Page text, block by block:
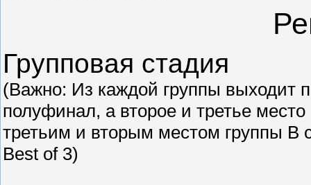
Групповая стадия
(Важно: Из каждой группы выходит
полуфинал, а второе и третье
третьим и вторым местом группы В
Best of 3)